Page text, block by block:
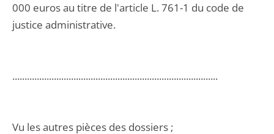
000 euros au titre de l'article L. 761-1 du code de
justice administrative.
....................................................................................
Vu les autres pièces des dossiers ;